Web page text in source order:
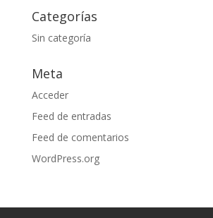
Categorías
Sin categoría
Meta
Acceder
Feed de entradas
Feed de comentarios
WordPress.org